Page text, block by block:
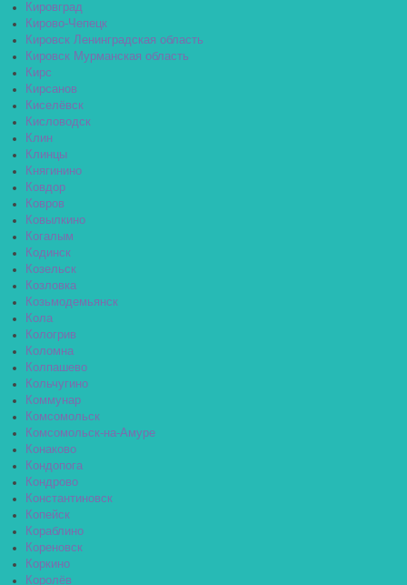
Кировград
Кирово-Чепецк
Кировск Ленинградская область
Кировск Мурманская область
Кирс
Кирсанов
Киселёвск
Кисловодск
Клин
Клинцы
Княгинино
Ковдор
Ковров
Ковылкино
Когалым
Кодинск
Козельск
Козловка
Козьмодемьянск
Кола
Кологрив
Коломна
Колпашево
Кольчугино
Коммунар
Комсомольск
Комсомольск-на-Амуре
Конаково
Кондопога
Кондрово
Константиновск
Копейск
Кораблино
Кореновск
Коркино
Королёв